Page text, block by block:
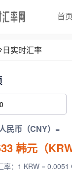
首页
日实时汇率
民币（CNY）=
韩元（KRW
率：1 KRW = 0.0051